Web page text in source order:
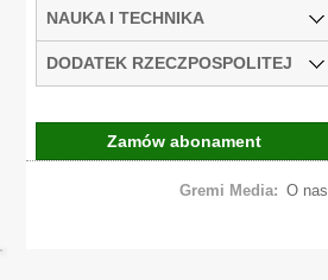
NAUKA I TECHNIKA
DODATEK RZECZPOSPOLITEJ
Zamów abonament
Gremi Media: O nas